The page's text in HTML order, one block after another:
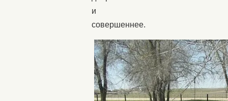
и
совершеннее.